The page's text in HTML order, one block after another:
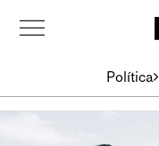
Política